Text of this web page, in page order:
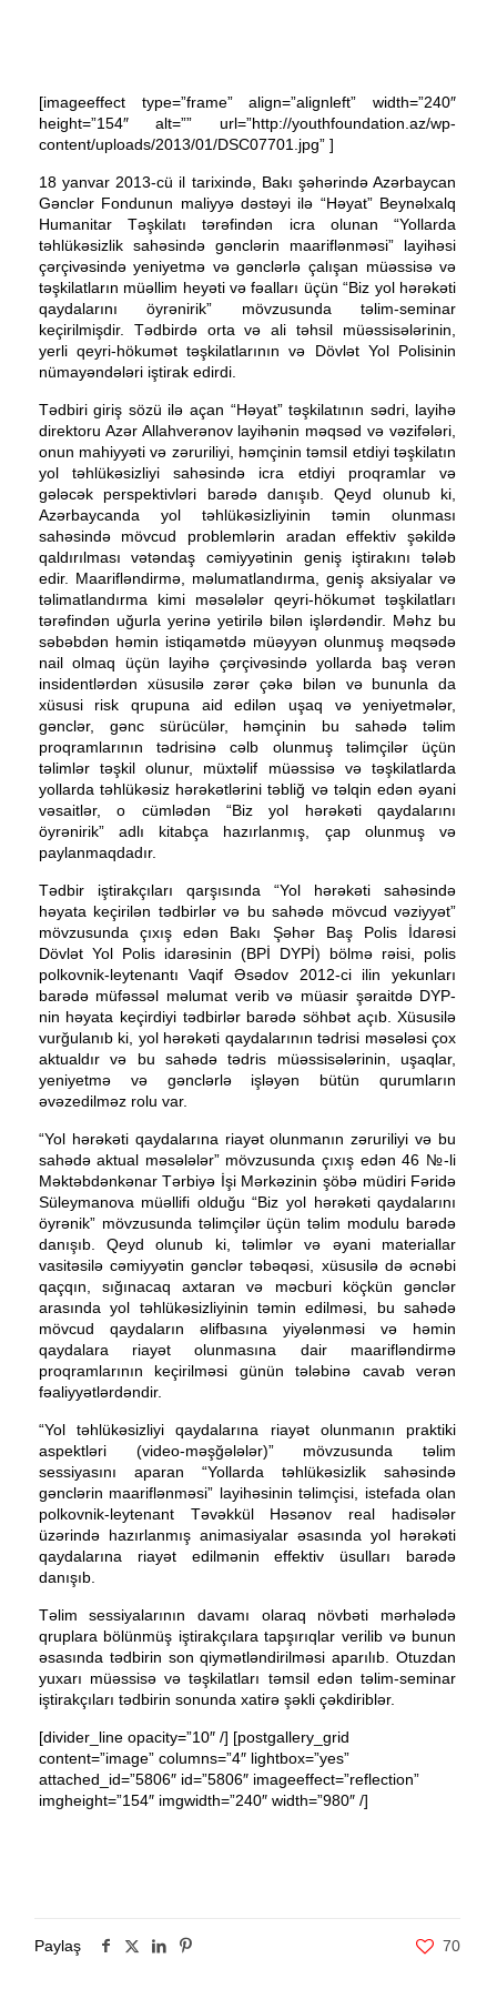
[imageeffect type=”frame” align=”alignleft” width=”240″
height=”154″ alt=”” url=”http://youthfoundation.az/wp-
content/uploads/2013/01/DSC07701.jpg” ]
18 yanvar 2013-cü il tarixində, Bakı şəhərində Azərbaycan
Gənclər Fondunun maliyyə dəstəyi ilə “Həyat” Beynəlxalq
Humanitar Təşkilatı tərəfindən icra olunan “Yollarda
təhlükəsizlik sahəsində gənclərin maariflənməsi” layihəsi
çərçivəsində yeniyetmə və gənclərlə çalışan müəssisə və
təşkilatların müəllim heyəti və fəalları üçün “Biz yol hərəkəti
qaydalarını öyrənirik” mövzusunda təlim-seminar
keçirilmişdir. Tədbirdə orta və ali təhsil müəssisələrinin,
yerli qeyri-hökumət təşkilatlarının və Dövlət Yol Polisinin
nümayəndələri iştirak edirdi.
Tədbiri giriş sözü ilə açan “Həyat” təşkilatının sədri, layihə
direktoru Azər Allahverənov layihənin məqsəd və vəzifələri,
onun mahiyyəti və zəruriliyi, həmçinin təmsil etdiyi təşkilatın
yol təhlükəsizliyi sahəsində icra etdiyi proqramlar və
gələcək perspektivləri barədə danışıb. Qeyd olunub ki,
Azərbaycanda yol təhlükəsizliyinin təmin olunması
sahəsində mövcud problemlərin aradan effektiv şəkildə
qaldırılması vətəndaş cəmiyyətinin geniş iştirakını tələb
edir. Maarifləndirmə, məlumatlandırma, geniş aksiyalar və
təlimatlandırma kimi məsələlər qeyri-hökumət təşkilatları
tərəfindən uğurla yerinə yetirilə bilən işlərdəndir. Məhz bu
səbəbdən həmin istiqamətdə müəyyən olunmuş məqsədə
nail olmaq üçün layihə çərçivəsində yollarda baş verən
insidentlərdən xüsusilə zərər çəkə bilən və bununla da
xüsusi risk qrupuna aid edilən uşaq və yeniyetmələr,
gənclər, gənc sürücülər, həmçinin bu sahədə təlim
proqramlarının tədrisinə cəlb olunmuş təlimçilər üçün
təlimlər təşkil olunur, müxtəlif müəssisə və təşkilatlarda
yollarda təhlükəsiz hərəkətlərini təbliğ və təlqin edən əyani
vəsaitlər, o cümlədən “Biz yol hərəkəti qaydalarını
öyrənirik” adlı kitabça hazırlanmış, çap olunmuş və
paylanmaqdadır.
Tədbir iştirakçıları qarşısında “Yol hərəkəti sahəsində
həyata keçirilən tədbirlər və bu sahədə mövcud vəziyyət”
mövzusunda çıxış edən Bakı Şəhər Baş Polis İdarəsi
Dövlət Yol Polis idarəsinin (BPİ DYPİ) bölmə rəisi, polis
polkovnik-leytenantı Vaqif Əsədov 2012-ci ilin yekunları
barədə müfəssəl məlumat verib və müasir şəraitdə DYP-
nin həyata keçirdiyi tədbirlər barədə söhbət açıb. Xüsusilə
vurğulanıb ki, yol hərəkəti qaydalarının tədrisi məsələsi çox
aktualdır və bu sahədə tədris müəssisələrinin, uşaqlar,
yeniyetmə və gənclərlə işləyən bütün qurumların
əvəzedilməz rolu var.
“Yol hərəkəti qaydalarına riayət olunmanın zəruriliyi və bu
sahədə aktual məsələlər” mövzusunda çıxış edən 46 №-li
Məktəbdənkənar Tərbiyə İşi Mərkəzinin şöbə müdiri Fəridə
Süleymanova müəllifi olduğu “Biz yol hərəkəti qaydalarını
öyrənik” mövzusunda təlimçilər üçün təlim modulu barədə
danışıb. Qeyd olunub ki, təlimlər və əyani materiallar
vasitəsilə cəmiyyətin gənclər təbəqəsi, xüsusilə də əcnəbi
qaçqın, sığınacaq axtaran və məcburi köçkün gənclər
arasında yol təhlükəsizliyinin təmin edilməsi, bu sahədə
mövcud qaydaların əlifbasına yiyələnməsi və həmin
qaydalara riayət olunmasına dair maarifləndirmə
proqramlarının keçirilməsi günün tələbinə cavab verən
fəaliyyətlərdəndir.
“Yol təhlükəsizliyi qaydalarına riayət olunmanın praktiki
aspektləri (video-məşğələlər)” mövzusunda təlim
sessiyasını aparan “Yollarda təhlükəsizlik sahəsində
gənclərin maariflənməsi” layihəsinin təlimçisi, istefada olan
polkovnik-leytenant Təvəkkül Həsənov real hadisələr
üzərində hazırlanmış animasiyalar əsasında yol hərəkəti
qaydalarına riayət edilmənin effektiv üsulları barədə
danışıb.
Təlim sessiyalarının davamı olaraq növbəti mərhələdə
qruplara bölünmüş iştirakçılara tapşırıqlar verilib və bunun
əsasında tədbirin son qiymətləndirilməsi aparılıb. Otuzdan
yuxarı müəssisə və təşkilatları təmsil edən təlim-seminar
iştirakçıları tədbirin sonunda xatirə şəkli çəkdiriblər.
[divider_line opacity=”10″ /] [postgallery_grid
content=”image” columns=”4″ lightbox=”yes”
attached_id=”5806″ id=”5806″ imageeffect=”reflection”
imgheight=”154″ imgwidth=”240″ width=”980″ /]
Paylaş 70